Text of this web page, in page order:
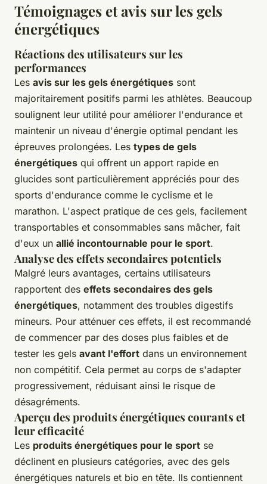
Témoignages et avis sur les gels
énergétiques
Réactions des utilisateurs sur les
performances
Les avis sur les gels énergétiques sont
majoritairement positifs parmi les athlètes. Beaucoup
soulignent leur utilité pour améliorer l'endurance et
maintenir un niveau d'énergie optimal pendant les
épreuves prolongées. Les types de gels
énergétiques qui offrent un apport rapide en
glucides sont particulièrement appréciés pour des
sports d'endurance comme le cyclisme et le
marathon. L'aspect pratique de ces gels, facilement
transportables et consommables sans mâcher, fait
d'eux un allié incontournable pour le sport.
Analyse des effets secondaires potentiels
Malgré leurs avantages, certains utilisateurs
rapportent des effets secondaires des gels
énergétiques, notamment des troubles digestifs
mineurs. Pour atténuer ces effets, il est recommandé
de commencer par des doses plus faibles et de
tester les gels avant l'effort dans un environnement
non compétitif. Cela permet au corps de s'adapter
progressivement, réduisant ainsi le risque de
désagréments.
Aperçu des produits énergétiques courants et
leur efficacité
Les produits énergétiques pour le sport se
déclinent en plusieurs catégories, avec des gels
énergétiques naturels et bio en tête. Ils contiennent